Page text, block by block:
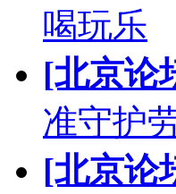
喝玩乐
[北京论
准守护
[北京论